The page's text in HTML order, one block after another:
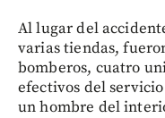
Al lugar del
varias tiendas,
bomberos, cuatro
efectivos del
un hombre del